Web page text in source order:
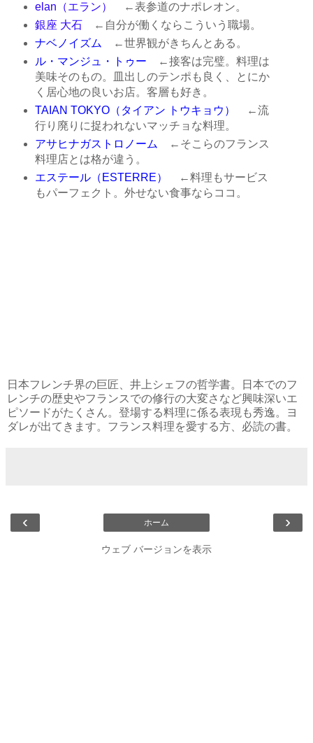
elan（エラン）
←表参道のナポレオン。
銀座 大石←自分が働くならこういう職場。
ナベノイズム ←世界観がきちんとある。
ル・マンジュ・トゥー ←接客は完璧。料理は
美味そのもの。皿出しのテンポも良く、とにか
く居心地の良いお店。客層も好き。
TAIAN TOKYO（タイアン トウキョウ）
←流
行り廃りに捉われないマッチョな料理。
アサヒナガストロノーム ←そこらのフランス
料理店とは格が違う。
エステール（ESTERRE）
←料理もサービス
もパーフェクト。外せない食事ならココ。
日本フレンチ界の巨匠、井上シェフの哲学書。日本でのフ
レンチの歴史やフランスでの修行の大変さなど興味深いエ
ピソードがたくさん。登場する料理に係る表現も秀逸。ヨ
ダレが出てきます。フランス料理を愛する方、必読の書。
‹ ›
ホーム
ウェブ バージョンを表示